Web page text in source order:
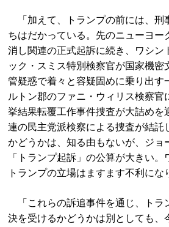
「加えて、トランプの前には、刑
ちはだかっている。先のニューヨー
消し関連の正式起訴に続き、ワシン
ック・スミス特別検察官が国家機密
管疑惑で着々と容疑固めに乗り出す
ルトン郡のファニ・ウィリス検察官
挙結果転覆工作事件捜査が大詰めを
連の民主党派検察による捜査が結託
かどうかは、知る由もないが、ジョ
「トランプ起訴」の公算が大きい
トランプの立場はますます不利にな
「これらの訴追事件を通じ、トラ
決を受けるかどうかは別としても、